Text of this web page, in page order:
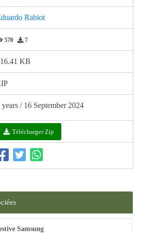
Rabiot
570 7
KB
years / 16 September 2024
Télécharger Zip
Samsung